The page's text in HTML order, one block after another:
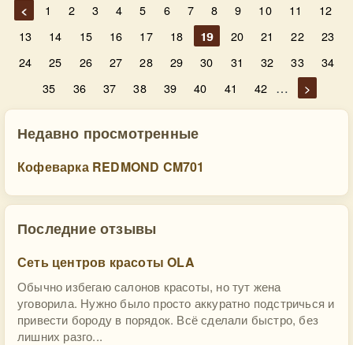
< 1 2 3 4 5 6 7 8 9 10 11
12
13
14 15 16 17 18 19 20 21 22
23
24
25 26 27 28 29 30 31 32 33
34
35
36 37 38 39 40 41 42 … >
Недавно просмотренные
Кофеварка REDMOND CM701
Последние отзывы
Сеть центров красоты OLA
Обычно избегаю салонов красоты, но тут жена
уговорила. Нужно было просто аккуратно подстричься и
привести бороду в порядок. Всё сделали быстро, без
лишних разго...